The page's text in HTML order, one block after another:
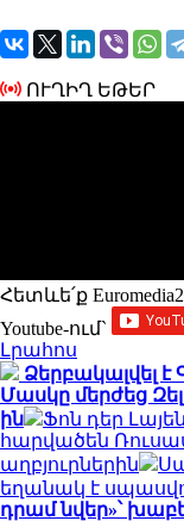
ՈՒՂԻՂ ԵԹԵՐ
Հետևե՛ք
Youtube-ում`
Լրահոս
Ձերբակալվել
Մասկը մերժեց
ին
Ֆոն դեր
հարվածեն
աղբյուրներին
եղանակ է
դրամ նվեր»՝